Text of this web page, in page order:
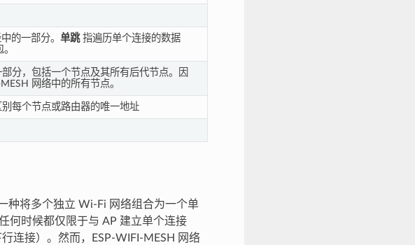
的一部分。 单跳指遍历单个连接的数据
分，包括一个节点及其所有后代节点。因
网络中的所有节点。
每个节点或路由器的唯一地址
种将多个独立 Wi-Fi 网络组合为一个单
何时候都仅限于与 AP 建立单个连接
连接）。然而，ESP-WIFI-MESH 网络